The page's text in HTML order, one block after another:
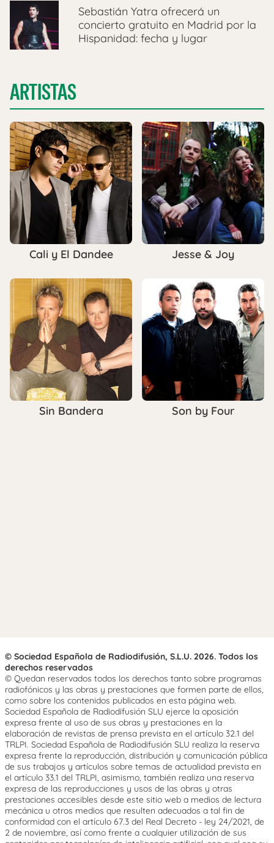
Sebastián Yatra ofrecerá un
concierto gratuito en Madrid por la
Hispanidad: fecha y lugar
ARTISTAS
Cali y El Dandee Jesse & Joy
Sin Bandera Son by Four
© Sociedad Española de Radiodifusión, S.L.U. 2026. Todos los
derechos reservados
© Quedan reservados todos los derechos tanto sobre programas
radiofónicos y las obras y prestaciones que formen parte de ellos,
como sobre los contenidos publicados en esta página web.
Sociedad Española de Radiodifusión SLU ejerce la oposición
expresa frente al uso de sus obras y prestaciones en la
elaboración de revistas de prensa prevista en el artículo 32.1 del
TRLPI. Sociedad Española de Radiodifusión SLU realiza la reserva
expresa frente la reproducción, distribución y comunicación pública
de sus trabajos y artículos sobre temas de actualidad prevista en
el artículo 33.1 del TRLPI, asimismo, también realiza una reserva
expresa de las reproducciones y usos de las obras y otras
prestaciones accesibles desde este sitio web a medios de lectura
mecánica u otros medios que resulten adecuados a tal fin de
conformidad con el artículo 67.3 del Real Decreto - ley 24/2021, de
2 de noviembre, así como frente a cualquier utilización de sus